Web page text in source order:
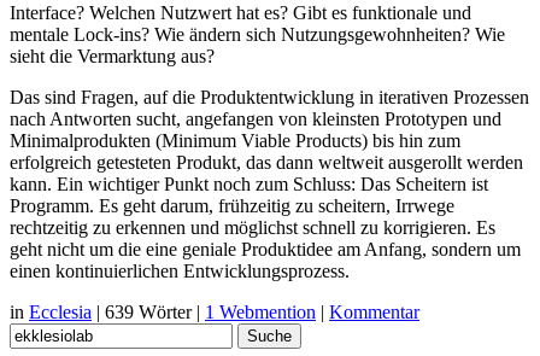
Interface? Welchen Nutzwert hat es? Gibt es funktionale und
mentale Lock-ins? Wie ändern sich Nutzungsgewohnheiten? Wie
sieht die Vermarktung aus?
Das sind Fragen, auf die Produktentwicklung in iterativen Prozessen
nach Antworten sucht, angefangen von kleinsten Prototypen und
Minimalprodukten (Minimum Viable Products) bis hin zum
erfolgreich getesteten Produkt, das dann weltweit ausgerollt werden
kann. Ein wichtiger Punkt noch zum Schluss: Das Scheitern ist
Programm. Es geht darum, frühzeitig zu scheitern, Irrwege
rechtzeitig zu erkennen und möglichst schnell zu korrigieren. Es
geht nicht um die eine geniale Produktidee am Anfang, sondern um
einen kontinuierlichen Entwicklungsprozess.
in Ecclesia | 639 Wörter | 1 Webmention | Kommentar
Suche